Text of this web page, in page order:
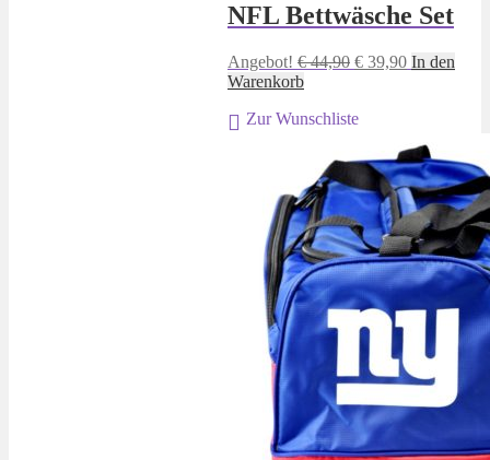
NFL Bettwäsche Set
Angebot! €44,90 Ursprünglicher
€ 44,90
€ 39,90Aktueller
In den
Warenkorb
Zur Wunschliste